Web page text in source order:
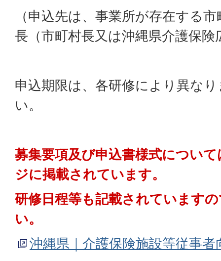
（申込先は、事業所が存在する
長（市町村長又は沖縄県介護保
申込期限は、各研修により異な
い。
募集要項及び申込書様式につい
ジに掲載されています。
研修日程等も記載されています
い。
沖縄県｜介護保険施設等従事者